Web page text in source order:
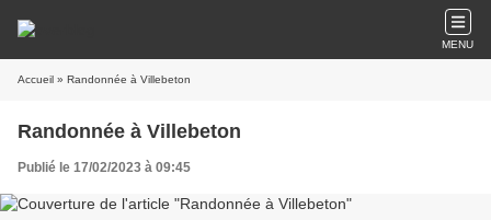
MENU
Accueil » Randonnée à Villebeton
Randonnée à Villebeton
Publié le 17/02/2023 à 09:45